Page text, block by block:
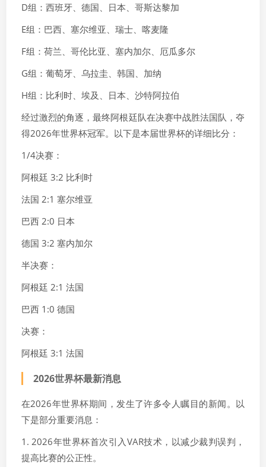
D组：西班牙、德国、日本、哥斯达黎加
E组：巴西、塞尔维亚、瑞士、喀麦隆
F组：荷兰、哥伦比亚、塞内加尔、厄瓜多尔
G组：葡萄牙、乌拉圭、韩国、加纳
H组：比利时、埃及、日本、沙特阿拉伯
经过激烈的角逐，最终阿根廷队在决赛中战胜法国队，夺
得2026年世界杯冠军。以下是本届世界杯的详细比分：
1/4决赛：
阿根廷 3:2 比利时
法国 2:1 塞尔维亚
巴西 2:0 日本
德国 3:2 塞内加尔
半决赛：
阿根廷 2:1 法国
巴西 1:0 德国
决赛：
阿根廷 3:1 法国
2026世界杯最新消息
在2026年世界杯期间，发生了许多令人瞩目的新闻。以
下是部分重要消息：
1. 2026年世界杯首次引入VAR技术，以减少裁判误判，
提高比赛的公正性。